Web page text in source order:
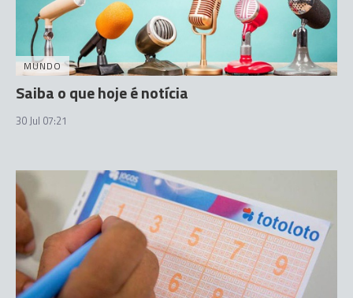
MUNDO
Saiba o que hoje é notícia
30 Jul 07:21